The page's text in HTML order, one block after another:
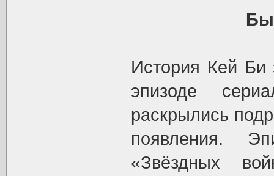
История Кей Би
эпизоде
раскрылись
появления.
«Звёздных